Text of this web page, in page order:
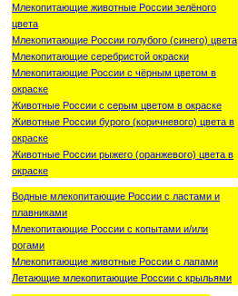
Млекопитающие животные России зелёного
цвета
Млекопитающие России голубого (синего) цвета
Млекопитающие серебристой окраски
Млекопитающие России с чёрным цветом в
окраске
Животные России с серым цветом в окраске
Животные России бурого (коричневого) цвета в
окраске
Животные России рыжего (оранжевого) цвета в
окраске
Водные млекопитающие России с ластами и
плавниками
Млекопитающие России с копытами и/или
рогами
Млекопитающие животные России с лапами
Летающие млекопитающие России с крыльями